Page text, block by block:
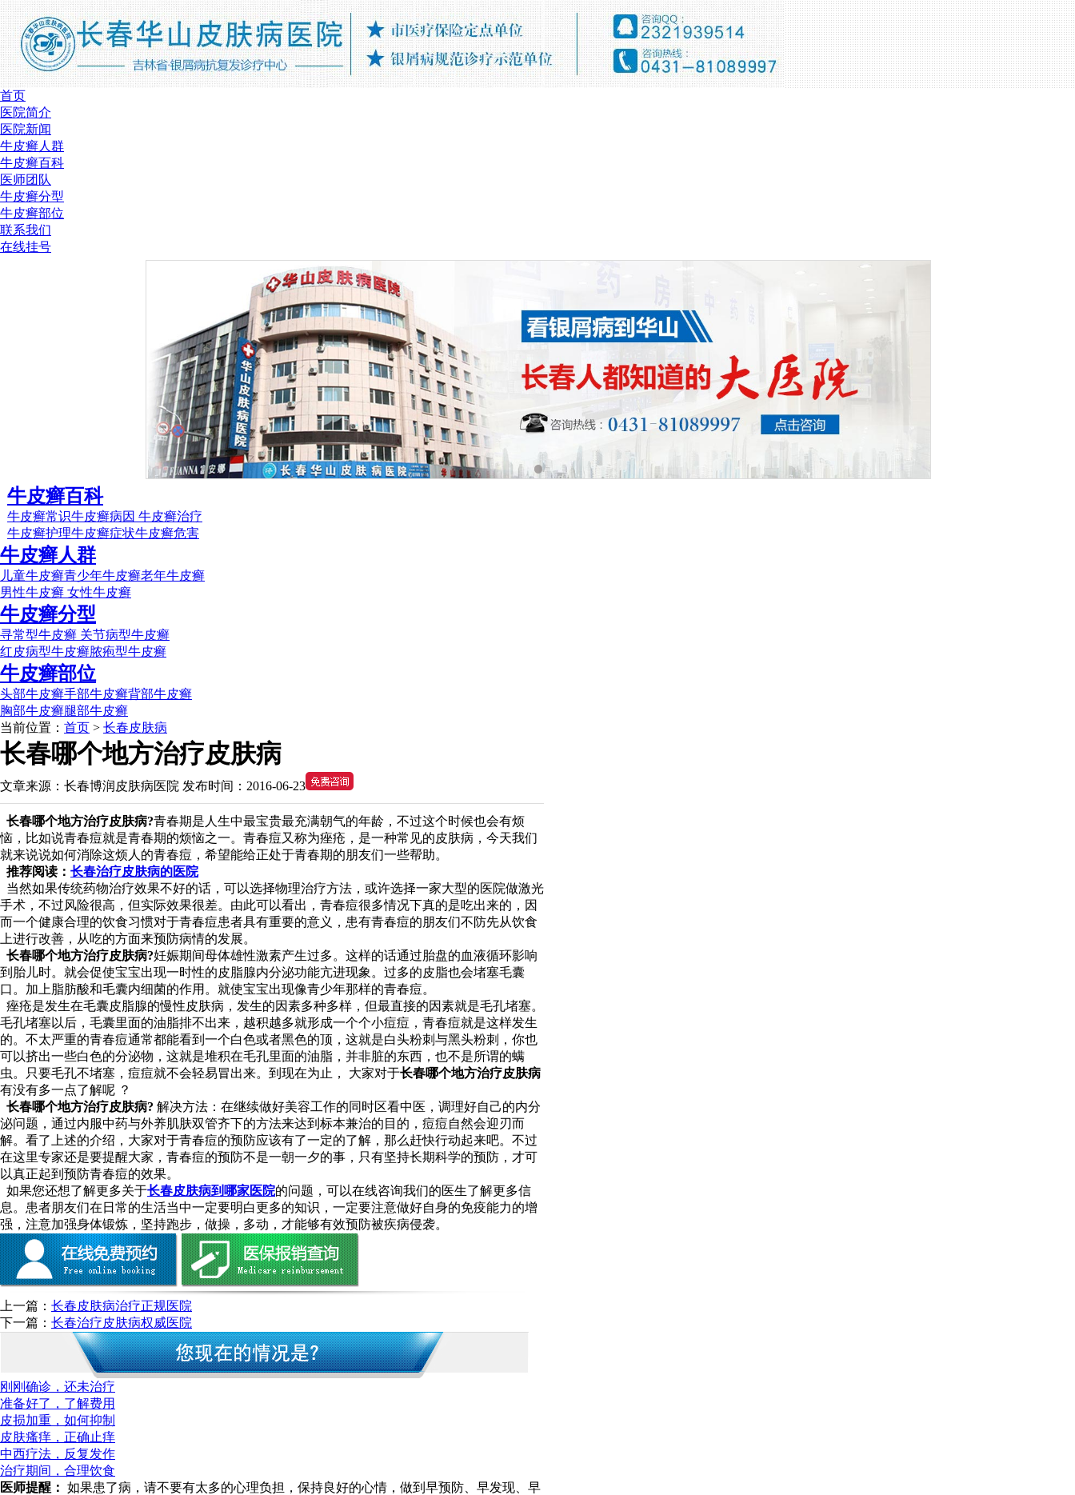
首页
医院简介
医院新闻
牛皮癣人群
牛皮癣百科
医师团队
牛皮癣分型
牛皮癣部位
联系我们
在线挂号
牛皮癣百科
牛皮癣常识牛皮癣病因 牛皮癣治疗
牛皮癣护理牛皮癣症状牛皮癣危害
牛皮癣人群
儿童牛皮癣青少年牛皮癣老年牛皮癣
男性牛皮癣 女性牛皮癣
牛皮癣分型
寻常型牛皮癣 关节病型牛皮癣
红皮病型牛皮癣脓疱型牛皮癣
牛皮癣部位
头部牛皮癣手部牛皮癣背部牛皮癣
胸部牛皮癣腿部牛皮癣
当前位置： 首页 > 长春皮肤病
长春哪个地方治疗皮肤病
文章来源： 长春博润皮肤病医院 发布时间： 2016-06-23
长春哪个地方治疗皮肤病?青春期是人生中最宝贵最充满朝气的年龄，不过这个时候也会有烦
恼，比如说青春痘就是青春期的烦恼之一。青春痘又称为痤疮，是一种常见的皮肤病，今天我们
就来说说如何消除这烦人的青春痘，希望能给正处于青春期的朋友们一些帮助。
推荐阅读： 长春治疗皮肤病的医院
当然如果传统药物治疗效果不好的话，可以选择物理治疗方法，或许选择一家大型的医院做激光
手术，不过风险很高，但实际效果很差。由此可以看出，青春痘很多情况下真的是吃出来的，因
而一个健康合理的饮食习惯对于青春痘患者具有重要的意义，患有青春痘的朋友们不防先从饮食
上进行改善，从吃的方面来预防病情的发展。
长春哪个地方治疗皮肤病?妊娠期间母体雄性激素产生过多。这样的话通过胎盘的血液循环影响
到胎儿时。就会促使宝宝出现一时性的皮脂腺内分泌功能亢进现象。过多的皮脂也会堵塞毛囊
口。加上脂肪酸和毛囊内细菌的作用。就使宝宝出现像青少年那样的青春痘。
痤疮是发生在毛囊皮脂腺的慢性皮肤病，发生的因素多种多样，但最直接的因素就是毛孔堵塞。
毛孔堵塞以后，毛囊里面的油脂排不出来，越积越多就形成一个个小痘痘，青春痘就是这样发生
的。不太严重的青春痘通常都能看到一个白色或者黑色的顶，这就是白头粉刺与黑头粉刺，你也
可以挤出一些白色的分泌物，这就是堆积在毛孔里面的油脂，并非脏的东西，也不是所谓的螨
虫。只要毛孔不堵塞，痘痘就不会轻易冒出来。到现在为止， 大家对于长春哪个地方治疗皮肤病
有没有多一点了解呢 ？
长春哪个地方治疗皮肤病? 解决方法：在继续做好美容工作的同时区看中医，调理好自己的内分
泌问题，通过内服中药与外养肌肤双管齐下的方法来达到标本兼治的目的，痘痘自然会迎刃而
解。看了上述的介绍，大家对于青春痘的预防应该有了一定的了解，那么赶快行动起来吧。不过
在这里专家还是要提醒大家，青春痘的预防不是一朝一夕的事，只有坚持长期科学的预防，才可
以真正起到预防青春痘的效果。
如果您还想了解更多关于长春皮肤病到哪家医院的问题，可以在线咨询我们的医生了解更多信
息。患者朋友们在日常的生活当中一定要明白更多的知识，一定要注意做好自身的免疫能力的增
强，注意加强身体锻炼，坚持跑步，做操，多动，才能够有效预防被疾病侵袭。
上一篇： 长春皮肤病治疗正规医院
下一篇： 长春治疗皮肤病权威医院
刚刚确诊，还未治疗
准备好了，了解费用
皮损加重，如何抑制
皮肤瘙痒，正确止痒
中西疗法，反复发作
治疗期间，合理饮食
医师提醒： 如果患了病，请不要有太多的心理负担，保持良好的心情，做到早预防、早发现、早